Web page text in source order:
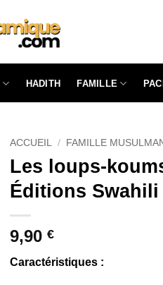
HADITH FAMILLE
ACCUEIL / FAMILLE
Les loups-
Éditions
9,90 €
Caractéristiques :